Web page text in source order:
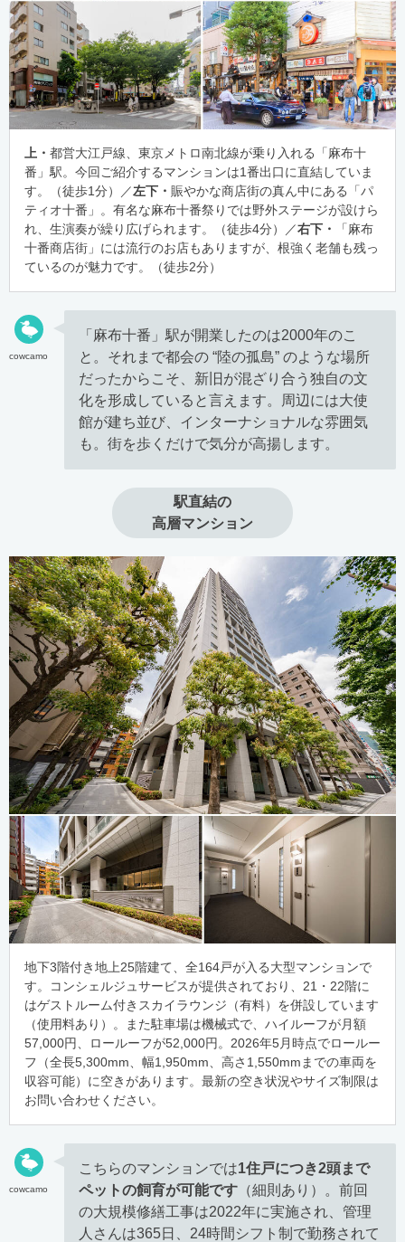
上・ 都営大江戸線、東京メトロ南北線が乗り入れる「麻布十
番」駅。今回ご紹介するマンションは1番出口に直結していま
す。（徒歩1分）／左下・ 賑やかな商店街の真ん中にある「パ
ティオ十番」。有名な麻布十番祭りでは野外ステージが設けら
れ、生演奏が繰り広げられます。（徒歩4分）／右下・
「麻布
十番商店街」には流行のお店もありますが、根強く老舗も残っ
ているのが魅力です。（徒歩2分）
cowcamo
「麻布十番」駅が開業したのは2000年のこ
と。それまで都会の “陸の孤島” のような場所
だったからこそ、新旧が混ざり合う独自の文
化を形成していると言えます。周辺には大使
館が建ち並び、インターナショナルな雰囲気
も。街を歩くだけで気分が高揚します。
駅直結の
高層マンション
地下3階付き地上25階建て、全164戸が入る大型マンションで
す。コンシェルジュサービスが提供されており、21・22階に
はゲストルーム付きスカイラウンジ（有料）を併設しています
（使用料あり）。また駐車場は機械式で、ハイルーフが月額
57,000円、ロールーフが52,000円。2026年5月時点でロールー
フ（全長5,300mm、幅1,950mm、高さ1,550mmまでの車両を
収容可能）に空きがあります。最新の空き状況やサイズ制限は
お問い合わせください。
cowcamo
こちらのマンションでは1住戸につき2頭まで
ペットの飼育が可能です （細則あり）。前回
の大規模修繕工事は2022年に実施され、管理
人さんは365日、24時間シフト制で勤務されて